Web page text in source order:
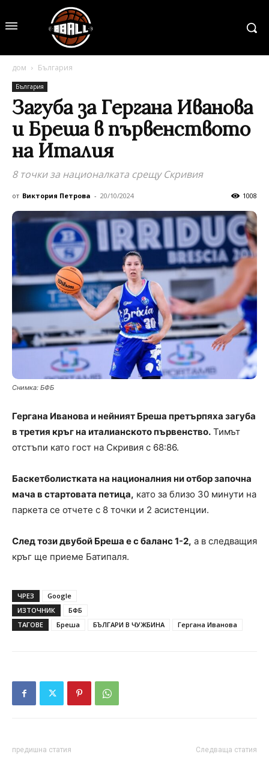
дом България
България
Загуба за Гергана Иванова
и Бреша в първенството
на Италия
8 точки за националката срещу Скривия
от Виктория Петрова - 20/10/2024 1008
Снимка: БФБ
Гергана Иванова и нейният Бреша претърпяха загуба
в третия кръг на италианското първенство. Тимът
отстъпи като гост на Скривия с 68:86.
Баскетболистката на националния ни отбор започна
мача в стартовата петица, като за близо 30 минути на
паркета се отчете с 8 точки и 2 асистенции.
След този двубой Бреша е с баланс 1-2, а в следващия
кръг ще приеме Батипаля.
ЧРЕЗ
Google
ИЗТОЧНИК
БФБ
ТАГОВЕ
Бреша БЪЛГАРИ В ЧУЖБИНА Гергана Иванова
предишна статия Следваща статия